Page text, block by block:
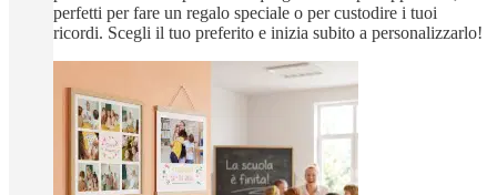
perfetti per fare un regalo speciale o per custodire i tuoi
ricordi. Scegli il tuo preferito e inizia subito a personalizzarlo!